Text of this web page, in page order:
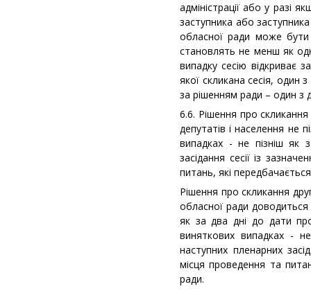
адміністрації або у разі
заступника або
обласної ради може бути
становлять не менш як
випадку сесію відкриває
якої скликана сесія, один
за рішенням ради – один з
6.6. Рішення про
депутатів і населення не
випадках - не пізніш як
засідання сесії із
питань, які
Рішення про скликання
обласної ради доводиться
як за два дні до дати
виняткових випадках -
наступних пленарних
місця проведення та
ради.